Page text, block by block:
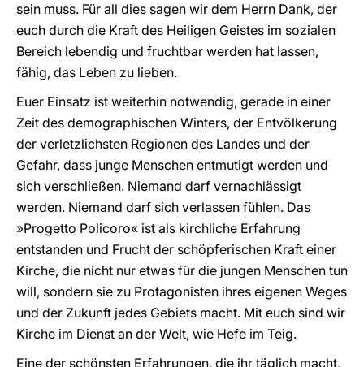
sein muss. Für all dies sagen wir dem Herrn Dank, der
euch durch die Kraft des Heiligen Geistes im sozialen
Bereich lebendig und fruchtbar werden hat lassen,
fähig, das Leben zu lieben.
Euer Einsatz ist weiterhin notwendig, gerade in einer
Zeit des demographischen Winters, der Entvölkerung
der verletzlichsten Regionen des Landes und der
Gefahr, dass junge Menschen entmutigt werden und
sich verschließen. Niemand darf vernachlässigt
werden. Niemand darf sich verlassen fühlen. Das
»Progetto Policoro« ist als kirchliche Erfahrung
entstanden und Frucht der schöpferischen Kraft einer
Kirche, die nicht nur etwas für die jungen Menschen tun
will, sondern sie zu Protagonisten ihres eigenen Weges
und der Zukunft jedes Gebiets macht. Mit euch sind wir
Kirche im Dienst an der Welt, wie Hefe im Teig.
Eine der schönsten Erfahrungen, die ihr täglich macht,